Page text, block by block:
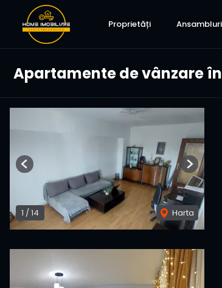
Proprietăți
Apartamente de vânzare
1 /14 Harta
Previous Next